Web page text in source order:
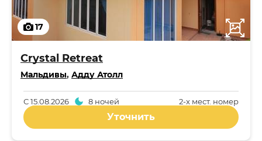
17
Crystal Retreat
Мальдивы, Адду Атолл
2-x мест. номер
С15.08.2026 8 ночей
Уточнить